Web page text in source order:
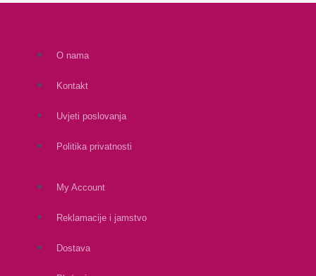
O nama
Kontakt
Uvjeti poslovanja
Politika privatnosti
My Account
Reklamacije i jamstvo
Dostava